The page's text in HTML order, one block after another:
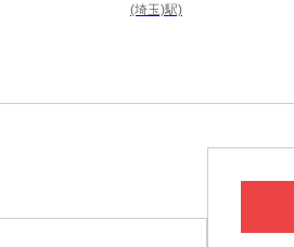
(埼玉)駅)